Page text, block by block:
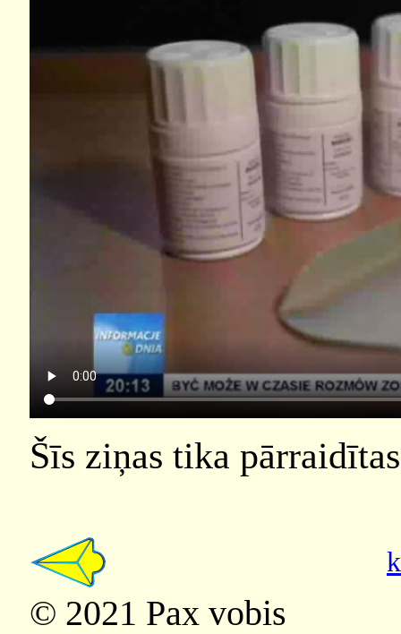
Šīs ziņas tika
© 2021 Pax vobis